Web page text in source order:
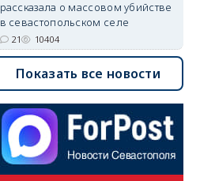
рассказала о массовом убийстве
в севастопольском селе
21 10404
Показать все новости